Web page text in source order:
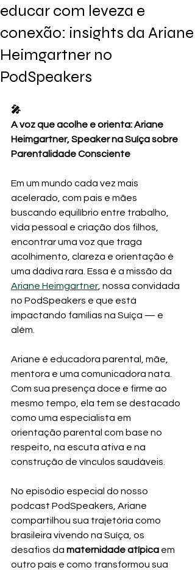
educar com leveza e
conexão: insights da Ariane
Heimgartner no
PodSpeakers
🎤
A voz que acolhe e orienta: Ariane
Heimgartner, Speaker na Suíça sobre
Parentalidade Consciente
Em um mundo cada vez mais
acelerado, com pais e mães
buscando equilíbrio entre trabalho,
vida pessoal e criação dos filhos,
encontrar uma voz que traga
acolhimento, clareza e orientação é
uma dádiva rara. Essa é a missão da
Ariane Heimgartner , nossa convidada
no PodSpeakers e que está
impactando famílias na Suíça — e
além.
Ariane é educadora parental, mãe,
mentora e uma comunicadora nata.
Com sua presença doce e firme ao
mesmo tempo, ela tem se destacado
como uma especialista em
orientação parental com base no
respeito, na escuta ativa e na
construção de vínculos saudáveis.
No episódio especial do nosso
podcast PodSpeakers, Ariane
compartilhou sua trajetória como
brasileira vivendo na Suíça, os
desafios da maternidade atípica em
outro país e como transformou sua